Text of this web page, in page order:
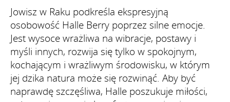
Jowisz w Raku podkreśla ekspresyjną
osobowość Halle Berry poprzez silne emocje.
Jest wysoce wrażliwa na wibracje, postawy i
myśli innych, rozwija się tylko w spokojnym,
kochającym i wrażliwym środowisku, w którym
jej dzika natura może się rozwinąć. Aby być
naprawdę szczęśliwa, Halle poszukuje miłości,